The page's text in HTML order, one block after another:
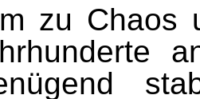
zu Chaos